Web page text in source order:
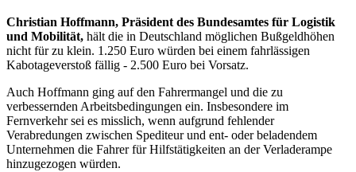
Christian Hoffmann, Präsident des Bundesamtes für Logistik
und Mobilität, hält die in Deutschland möglichen Bußgeldhöhen
nicht für zu klein. 1.250 Euro würden bei einem fahrlässigen
Kabotageverstoß fällig - 2.500 Euro bei Vorsatz.
Auch Hoffmann ging auf den Fahrermangel und die zu
verbessernden Arbeitsbedingungen ein. Insbesondere im
Fernverkehr sei es misslich, wenn aufgrund fehlender
Verabredungen zwischen Spediteur und ent- oder beladendem
Unternehmen die Fahrer für Hilfstätigkeiten an der Verladerampe
hinzugezogen würden.